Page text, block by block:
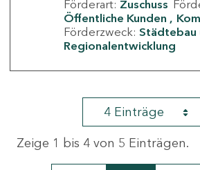
Förderart: Zuschuss
Öffentliche Kunden
Förderzweck: Städtebau
Regionalentwicklung
4 Einträge
Zeige 1 bis 4 von 5 Einträgen.